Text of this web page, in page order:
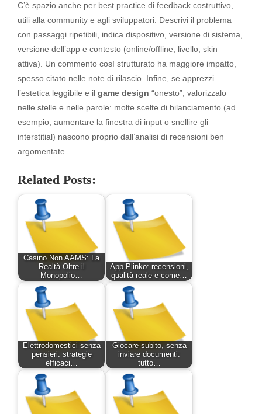
C’è spazio anche per best practice di feedback costruttivo,
utili alla community e agli sviluppatori. Descrivi il problema
con passaggi ripetibili, indica dispositivo, versione di sistema,
versione dell’app e contesto (online/offline, livello, skin
attiva). Un commento così strutturato ha maggiore impatto,
spesso citato nelle note di rilascio. Infine, se apprezzi
l’estetica leggibile e il game design “onesto”, valorizzalo
nelle stelle e nelle parole: molte scelte di bilanciamento (ad
esempio, aumentare la finestra di input o snellire gli
interstitial) nascono proprio dall’analisi di recensioni ben
argomentate.
Related Posts:
Casino Non AAMS: La
Realtà Oltre il
Monopolio…
App Plinko: recensioni,
qualità reale e come…
Elettrodomestici senza
pensieri: strategie
efficaci…
Giocare subito, senza
inviare documenti:
tutto…